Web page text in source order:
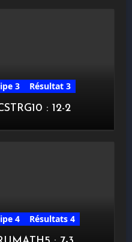
3
Résultat 3
: 12-2
4
Résultats 4